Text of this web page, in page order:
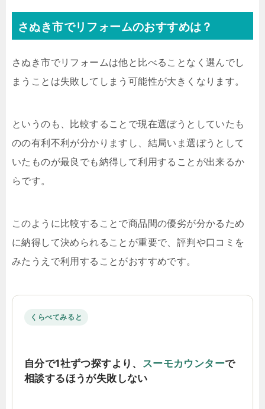
さぬき市でリフォームのおすすめは？
さぬき市でリフォームは他と比べることなく選んでし
まうことは失敗してしまう可能性が大きくなります。
というのも、比較することで現在選ぼうとしていたも
のの有利不利が分かりますし、結局いま選ぼうとして
いたものが最良でも納得して利用することが出来るか
らです。
このように比較することで商品間の優劣が分かるため
に納得して決められることが重要で、評判や口コミを
みたうえで利用することがおすすめです。
くらべてみると
自分で1社ずつ探すより、 スーモカウンターで
相談するほうが失敗しない